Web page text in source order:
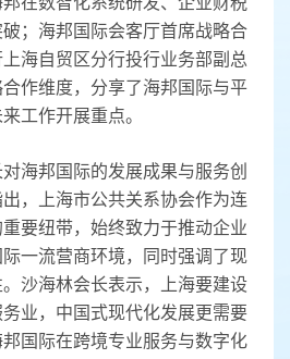
；海邦国际会客厅首席战略合
海自贸区分行投行业务部副总
作维度，分享了海邦国际与平
工作开展重点。
邦国际的发展成果与服务创
，上海市公共关系协会作为连
要纽带，始终致力于推动企业
一流营商环境，同时强调了现
沙海林会长表示，上海要建设
业，中国式现代化发展更需要
国际在跨境专业服务与数字化